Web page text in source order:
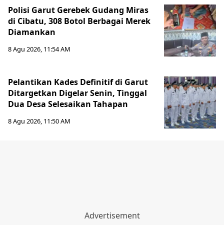
Polisi Garut Gerebek Gudang Miras
di Cibatu, 308 Botol Berbagai Merek
Diamankan
8 Agu 2026, 11:54 AM
Pelantikan Kades Definitif di Garut
Ditargetkan Digelar Senin, Tinggal
Dua Desa Selesaikan Tahapan
8 Agu 2026, 11:50 AM